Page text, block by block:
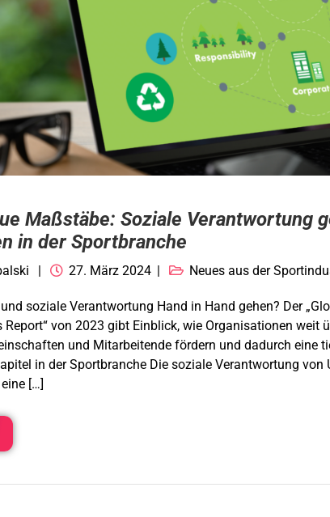
Maßstäbe: Soziale Verantwortung
in der Sportbranche
27. März 2024 Neues aus der
soziale Verantwortung Hand in Hand gehen? Der
Report“ von 2023 gibt Einblick, wie Organisationen weit
und Mitarbeitende fördern und dadurch eine
in der Sportbranche Die soziale Verantwortung von
[…]